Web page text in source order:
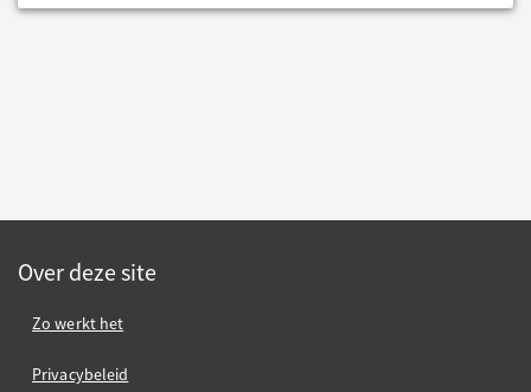
Over deze site
Zo werkt het
Privacybeleid